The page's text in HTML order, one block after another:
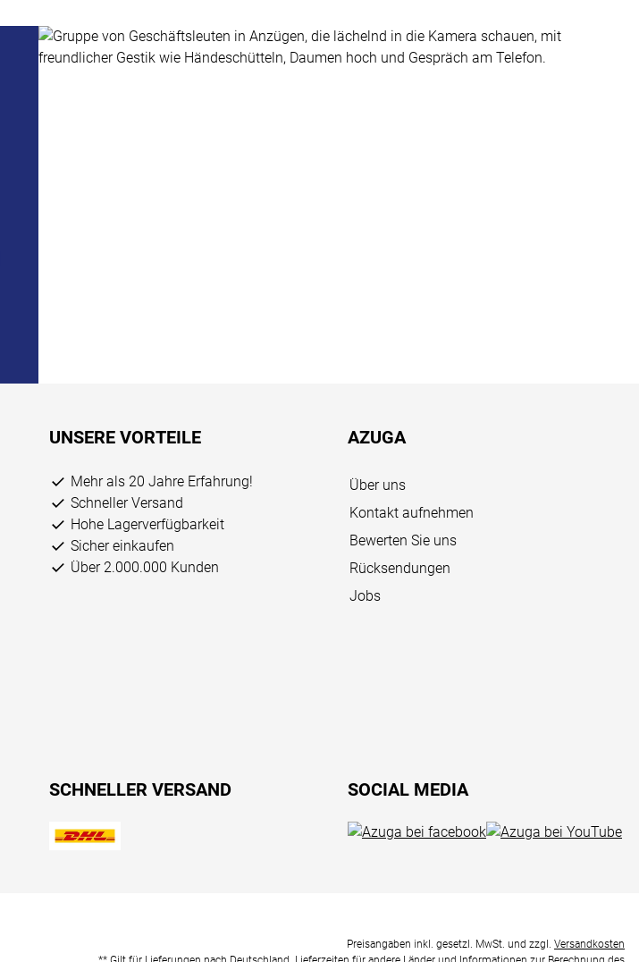
UNSERE VORTEILE
Mehr als 20 Jahre Erfahrung!
Schneller Versand
Hohe Lagerverfügbarkeit
Sicher einkaufen
Über 2.000.000 Kunden
AZUGA
Über uns
Kontakt aufnehmen
Bewerten Sie uns
Rücksendungen
Jobs
SCHNELLER VERSAND SOCIAL MEDIA
Preisangaben inkl. gesetzl. MwSt. und zzgl. Versandkosten